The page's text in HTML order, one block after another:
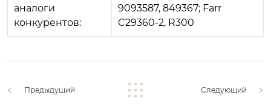
аналоги
конкурентов:
9093587, 849367; Farr
C29360-2, R300
Предыдущий Следующий